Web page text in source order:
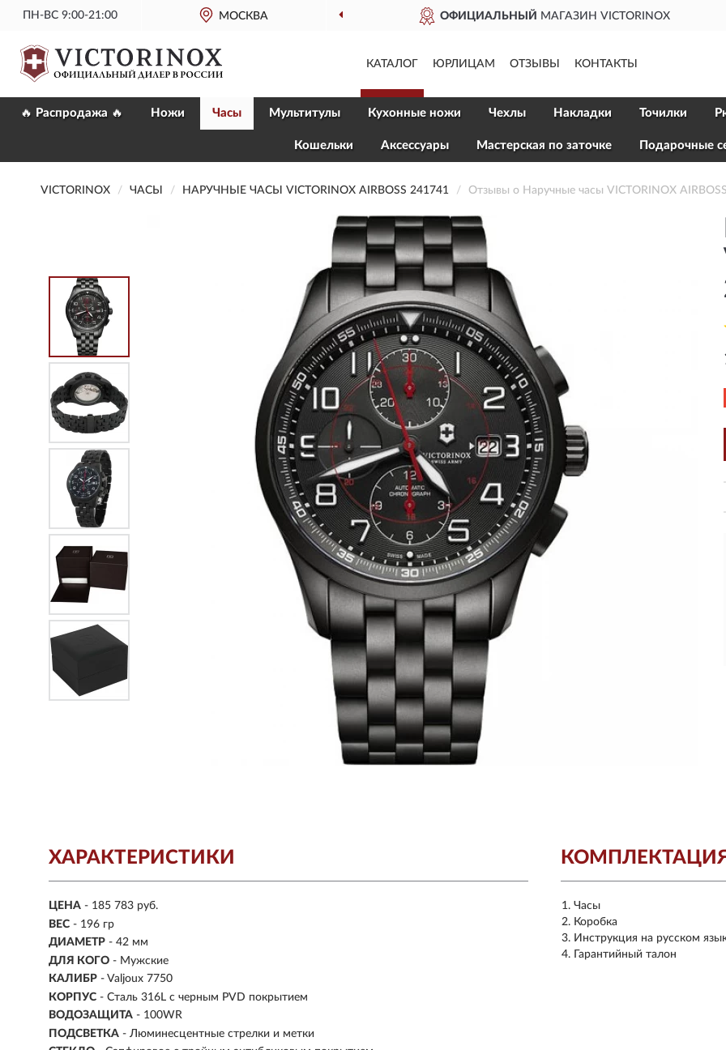
ПН-ВС 9:00-21:00 МОСКВА ОФИЦИАЛЬНЫЙ МАГАЗИН VICTORINOX
КАТАЛОГ ЮРЛИЦАМ ОТЗЫВЫ КОНТАКТЫ
🔥 Распродажа 🔥 Ножи Часы Мультитулы Кухонные ножи Чехлы Накладки Точилки
Кошельки Aксессуары Мастерская по заточке Подарочные
VICTORINOX ЧАСЫ НАРУЧНЫЕ ЧАСЫ VICTORINOX AIRBOSS 241741 Отзывы о Наручные часы VICTORINOX
ХАРАКТЕРИСТИКИ
ЦЕНА - 185 783 руб.
ВЕС - 196 гр
ДИАМЕТР - 42 мм
ДЛЯ КОГО - Мужские
КАЛИБР - Valjoux 7750
КОРПУС - Сталь 316L с черным PVD покрытием
ВОДОЗАЩИТА - 100WR
ПОДСВЕТКА - Люминесцентные стрелки и метки
Часы
Коробка
Инструкция на русском
Гарантийный талон